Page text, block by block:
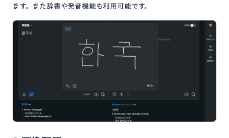
ます。また辞書や発音機能も利用可能です。